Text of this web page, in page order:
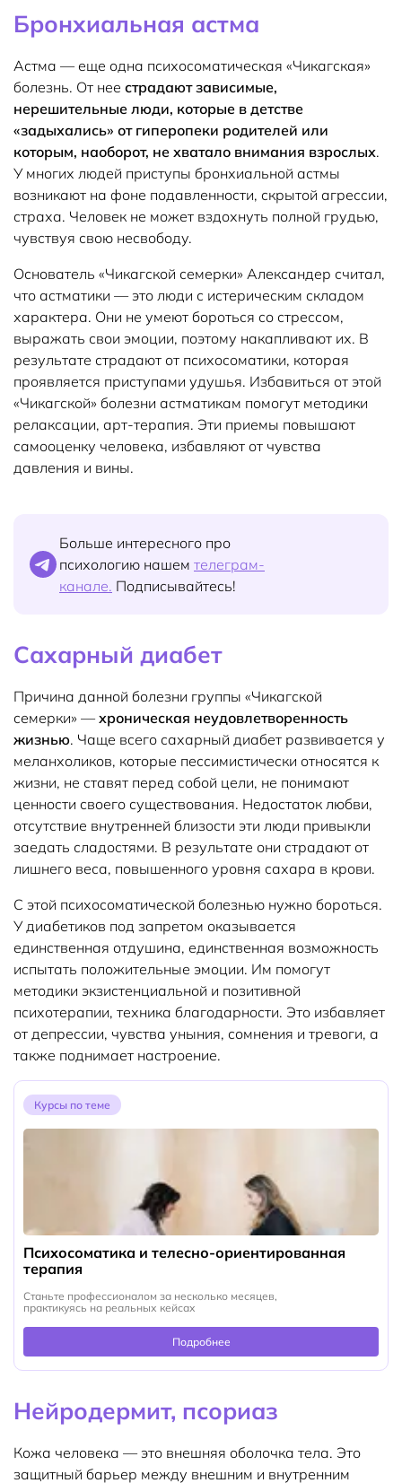
Бронхиальная астма
Астма — еще одна психосоматическая «Чикагская»
болезнь. От нее страдают зависимые,
нерешительные люди, которые в детстве
«задыхались» от гиперопеки родителей или
которым, наоборот, не хватало внимания взрослых.
У многих людей приступы бронхиальной астмы
возникают на фоне подавленности, скрытой агрессии,
страха. Человек не может вздохнуть полной грудью,
чувствуя свою несвободу.
Основатель «Чикагской семерки» Александер считал,
что астматики — это люди с истерическим складом
характера. Они не умеют бороться со стрессом,
выражать свои эмоции, поэтому накапливают их. В
результате страдают от психосоматики, которая
проявляется приступами удушья. Избавиться от этой
«Чикагской» болезни астматикам помогут методики
релаксации, арт-терапия. Эти приемы повышают
самооценку человека, избавляют от чувства
давления и вины.
Больше интересного про
психологию нашем телеграм-
канале. Подписывайтесь!
Сахарный диабет
Причина данной болезни группы «Чикагской
семерки» —хроническая неудовлетворенность
жизнью. Чаще всего сахарный диабет развивается у
меланхоликов, которые пессимистически относятся к
жизни, не ставят перед собой цели, не понимают
ценности своего существования. Недостаток любви,
отсутствие внутренней близости эти люди привыкли
заедать сладостями. В результате они страдают от
лишнего веса, повышенного уровня сахара в крови.
С этой психосоматической болезнью нужно бороться.
У диабетиков под запретом оказывается
единственная отдушина, единственная возможность
испытать положительные эмоции. Им помогут
методики экзистенциальной и позитивной
психотерапии, техника благодарности. Это избавляет
от депрессии, чувства уныния, сомнения и тревоги, а
также поднимает настроение.
Курсы по теме
Психосоматика и телесно-ориентированная
терапия
Станьте профессионалом за несколько месяцев,
практикуясь на реальных кейсах
Подробнее
Нейродермит, псориаз
Кожа человека — это внешняя оболочка тела. Это
защитный барьер между внешним и внутренним